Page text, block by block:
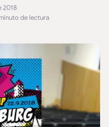
2018
de lectura